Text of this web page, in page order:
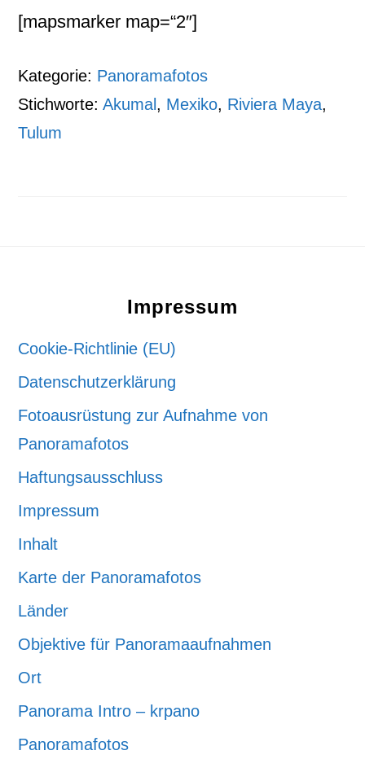
[mapsmarker map=“2″]
Kategorie: Panoramafotos
Stichworte:Akumal , Mexiko, Riviera Maya,
Tulum
Impressum
Cookie-Richtlinie (EU)
Datenschutzerklärung
Fotoausrüstung zur Aufnahme von
Panoramafotos
Haftungsausschluss
Impressum
Inhalt
Karte der Panoramafotos
Länder
Objektive für Panoramaaufnahmen
Ort
Panorama Intro – krpano
Panoramafotos